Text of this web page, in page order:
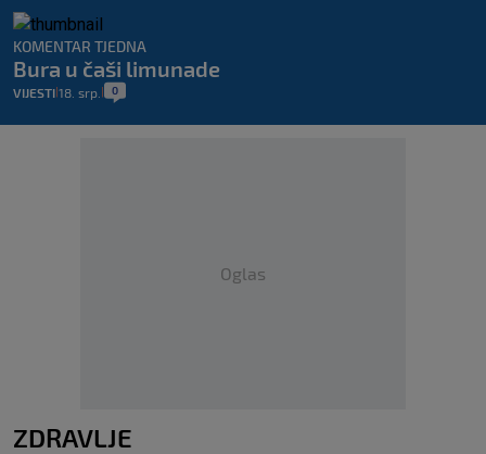
KOMENTAR TJEDNA
Bura u čaši limunade
VIJESTI 18. srp. 0
Oglas
ZDRAVLJE